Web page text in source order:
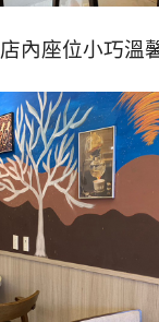
店內座位小巧溫